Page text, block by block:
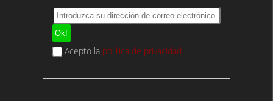
Acepto la política de privacidad